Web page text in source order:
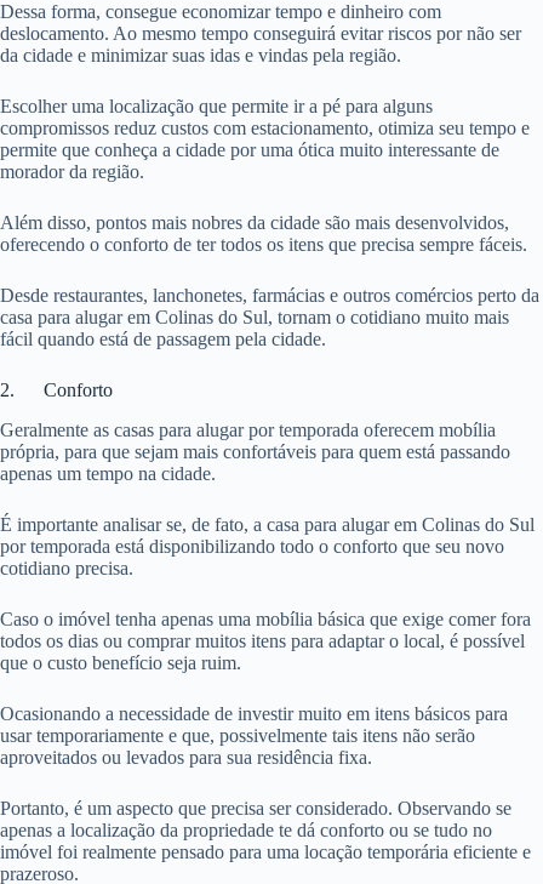
Dessa forma, consegue economizar tempo e dinheiro com
deslocamento. Ao mesmo tempo conseguirá evitar riscos por não ser
da cidade e minimizar suas idas e vindas pela região.
Escolher uma localização que permite ir a pé para alguns
compromissos reduz custos com estacionamento, otimiza seu tempo e
permite que conheça a cidade por uma ótica muito interessante de
morador da região.
Além disso, pontos mais nobres da cidade são mais desenvolvidos,
oferecendo o conforto de ter todos os itens que precisa sempre fáceis.
Desde restaurantes, lanchonetes, farmácias e outros comércios perto da
casa para alugar em Colinas do Sul, tornam o cotidiano muito mais
fácil quando está de passagem pela cidade.
2. Conforto
Geralmente as casas para alugar por temporada oferecem mobília
própria, para que sejam mais confortáveis para quem está passando
apenas um tempo na cidade.
É importante analisar se, de fato, a casa para alugar em Colinas do Sul
por temporada está disponibilizando todo o conforto que seu novo
cotidiano precisa.
Caso o imóvel tenha apenas uma mobília básica que exige comer fora
todos os dias ou comprar muitos itens para adaptar o local, é possível
que o custo benefício seja ruim.
Ocasionando a necessidade de investir muito em itens básicos para
usar temporariamente e que, possivelmente tais itens não serão
aproveitados ou levados para sua residência fixa.
Portanto, é um aspecto que precisa ser considerado. Observando se
apenas a localização da propriedade te dá conforto ou se tudo no
imóvel foi realmente pensado para uma locação temporária eficiente e
prazeroso.